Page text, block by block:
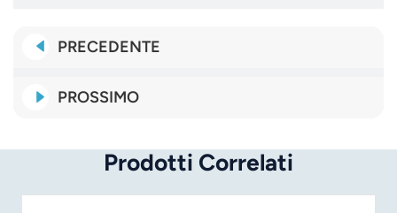
PRECEDENTE
PROSSIMO
Prodotti Correlati